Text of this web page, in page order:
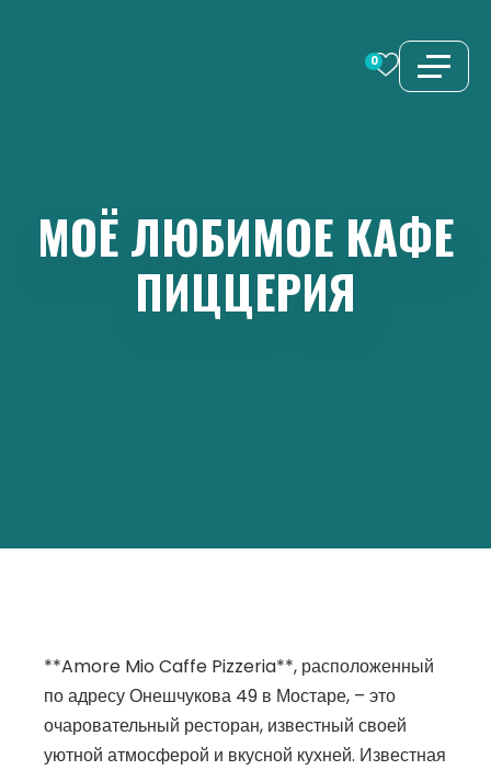
0
МОЁЛЮБИМОЕ КАФЕ
ПИЦЦЕРИЯ
**Amore Mio Caffe Pizzeria**, расположенный
по адресу Онешчукова 49 в Мостаре, – это
очаровательный ресторан, известный своей
уютной атмосферой и вкусной кухней. Известная